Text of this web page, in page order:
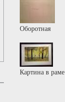
Оборотная
Картина в раме